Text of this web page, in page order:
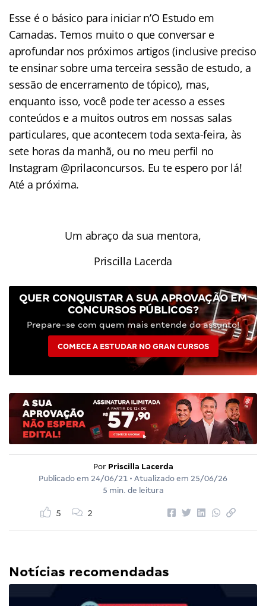
Esse é o básico para iniciar n’O Estudo em
Camadas. Temos muito o que conversar e
aprofundar nos próximos artigos (inclusive preciso
te ensinar sobre uma terceira sessão de estudo, a
sessão de encerramento de tópico), mas,
enquanto isso, você pode ter acesso a esses
conteúdos e a muitos outros em nossas salas
particulares, que acontecem toda sexta-feira, às
sete horas da manhã, ou no meu perfil no
Instagram @prilaconcursos. Eu te espero por lá!
Até a próxima.
Um abraço da sua mentora,
Priscilla Lacerda
QUER CONQUISTAR A SUA APROVAÇÃO EM
CONCURSOS PÚBLICOS?
Prepare-se com quem mais entende do assunto!
COMECE A ESTUDAR NO GRAN CURSOS
Por Priscilla Lacerda
Publicado em 24/06/21 • Atualizado em 25/06/26
5 min. de leitura
5 2
Notícias recomendadas